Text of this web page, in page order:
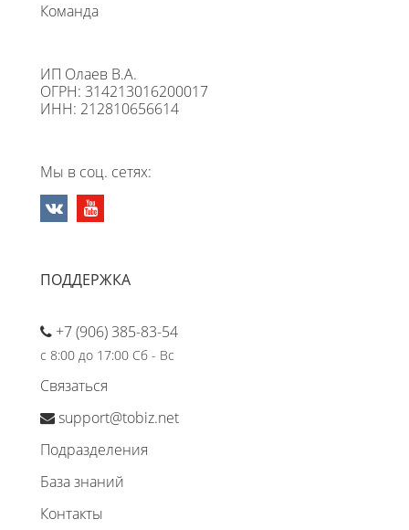
Команда
ИП Олаев В.А.
ОГРН: 314213016200017
ИНН: 212810656614
Мы в соц. сетях:
ПОДДЕРЖКА
+7 (906) 385-83-54
с 8:00 до 17:00 Сб - Вс
Связаться
support@tobiz.net
Подразделения
База знаний
Контакты